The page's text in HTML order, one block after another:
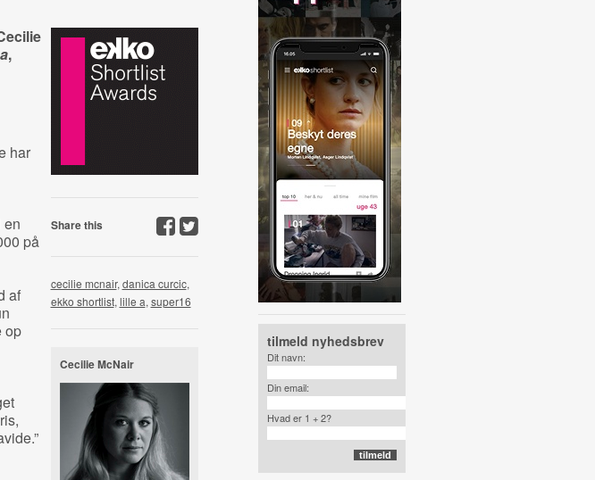
,
har
en
på
af
op
Share this
cecilie mcnair, danica curcic,
ekko shortlist, lille a, super16
Cecilie McNair
tilmeld nyhedsbrev
Dit navn:
Din email:
Hvad er 1 + 2?